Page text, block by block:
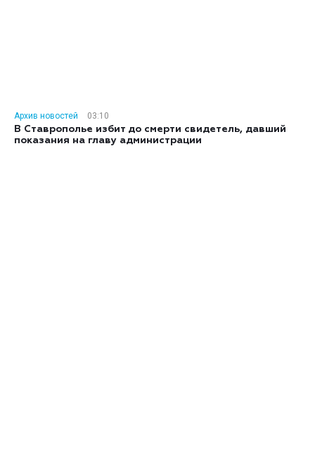
Архив новостей
03:10
В Ставрополье избит до смерти свидетель, давший
показания на главу администрации